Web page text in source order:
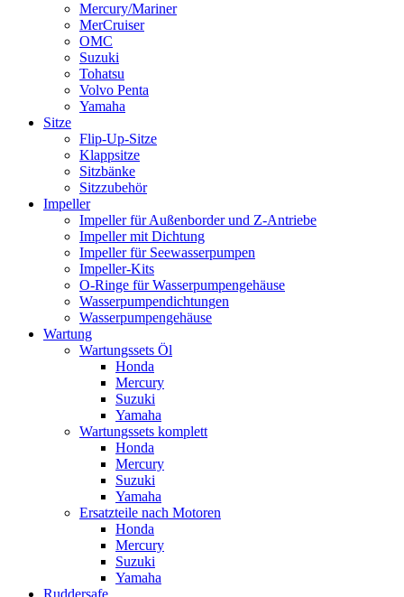
Mercury/Mariner
MerCruiser
OMC
Suzuki
Tohatsu
Volvo Penta
Yamaha
Sitze
Flip-Up-Sitze
Klappsitze
Sitzbänke
Sitzzubehör
Impeller
Impeller für Außenborder und Z-Antriebe
Impeller mit Dichtung
Impeller für Seewasserpumpen
Impeller-Kits
O-Ringe für Wasserpumpengehäuse
Wasserpumpendichtungen
Wasserpumpengehäuse
Wartung
Wartungssets Öl
Honda
Mercury
Suzuki
Yamaha
Wartungssets komplett
Honda
Mercury
Suzuki
Yamaha
Ersatzteile nach Motoren
Honda
Mercury
Suzuki
Yamaha